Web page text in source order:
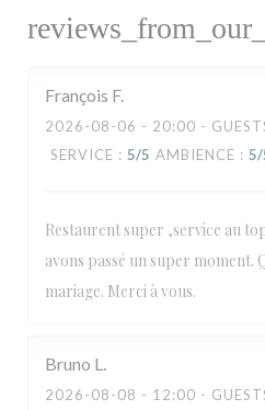
François F
2026-08-06 - 20:00 -
SERVICE : 5/5 AMBIENCE : 5/
Restaurent super ,service au
avons passé un super moment.
mariage. Merci à vous.
Bruno L
2026-08-08 - 12:00 -